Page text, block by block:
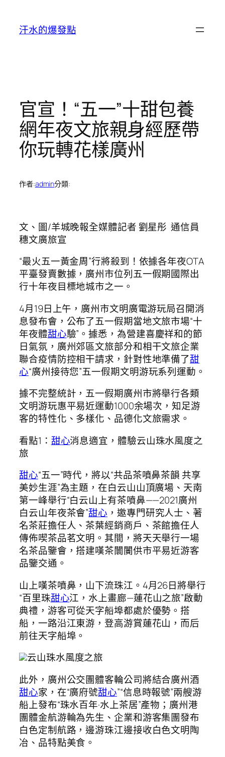
汗水的爆發點
官宣！“五一”十甜包養
網年夜文旅親身經歷帶
你玩轉花樣廣州
作者:admin分類:
文、圖/羊城晚報全媒體記者 劉星彤 通信員
穗文廣旅宣
“最火五一黃金周”行將殺到！依據各年夜OTA
平臺發賣數據，廣州市位列五一假期國際出
行十年夜目標地城市之一。
4月19日上午，廣州市文明廣電游玩局召開消
息發布會，公布了五一假期當地文旅市場“十
年夜體甜心驗”。據悉，為營建喜慶祥和的節
日氣氛，廣州郊區文旅部分和相干文旅企業
聯合疫情防控相干請求，針對性地準備了甜
心“廣州接待您”五一假期文明游玩系列運動。
據不完整統計，五一假期廣州市將舉行各類
文明游玩惠平易近運動1000余場次，知足游
客的特性化、多樣化、品德化文旅需求。
看點1： 甜心消息適宜，體驗云山珠水風度之
旅
甜心“五一”時代，將以“共品茶噴鼻茶韻 共享
美妙生涯”為主題，在白云山山頂廣場、天南
第一峰舉行“白云山上有茶噴鼻——2021廣州
白云山年夜茶會”甜心 ，邀專門研究人士、著
名茶莊擔任人、茶葉經銷商戶、茶館擔任人
傳佈喫茶品茗文明。其間，將天天舉行一場
名茶品鑒會，搭建嘆茶闤闠供市平易近游客
品鑒交通。
山上嘆茶噴鼻，山下流珠江。4月26日將舉行
“百里珠甜心江，水上畫廊—蓮花山之旅”啟動
典禮，游客可從天字船埠都處於優勢。搭
船，一路沿江東游，登高游賞蓮花山，而后
前往天字船埠。
云山珠水風度之旅
此外，廣州公交團體客輪公司將結合廣州酒
甜心家，在“廣府號甜心”“信息時報號”兩艘游
船上發布“珠水百年·水上茶居”產物；廣州港
團體金航游輪為先生、企業和游客集團發布
白色定制航路，邊游珠江邊接收白色文明陶
冶、品特點美食。